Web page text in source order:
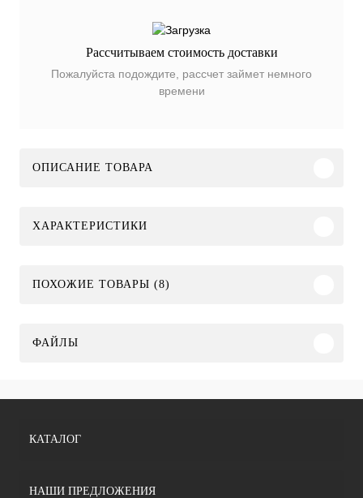
Рассчитываем стоимость доставки
Пожалуйста подождите, рассчет займет немного
времени
ОПИСАНИЕ ТОВАРА
ХАРАКТЕРИСТИКИ
ПОХОЖИЕ ТОВАРЫ (8)
ФАЙЛЫ
КАТАЛОГ
НАШИ ПРЕДЛОЖЕНИЯ